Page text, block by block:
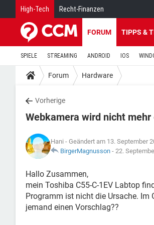
High-Tech Recht-Finanzen
FORUM TIPPS &
SPIELE STREAMING ANDROID IOS
Forum Hardware
Vorherige
Webkamera wird nicht mehr
Hani - Geändert am 13. September
BirgerMagnusson - 22.
Hallo Zusammen,
mein Toshiba C55-C-1EV Labtop
Programm ist nicht die Ursache.
jemand einen Vorschlag??